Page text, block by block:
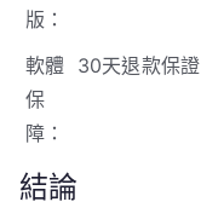
版：
軟體
保
障：
30天退款保證
結論